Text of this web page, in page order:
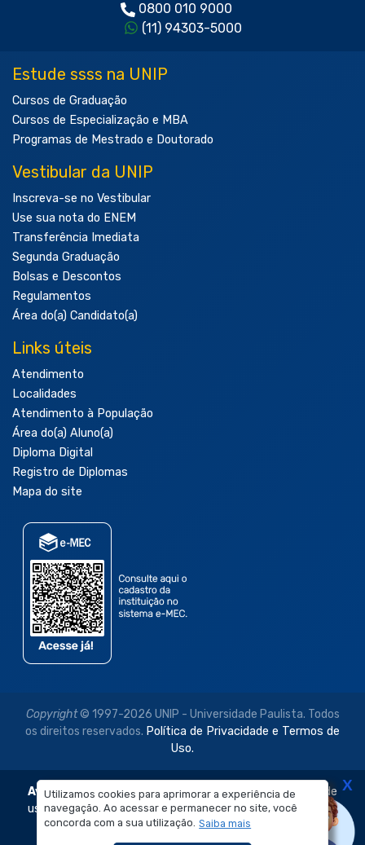
Utilizamos cookies para aprimorar a experiência de
navegação. Ao acessar e permanecer no site, você
concorda com a sua utilização. Saiba mais
0800 010 9000
(11) 94303-5000
Estude ssss na UNIP
Cursos de Graduação
Cursos de Especialização e MBA
Programas de Mestrado e Doutorado
Vestibular da UNIP
Inscreva-se no Vestibular
Use sua nota do ENEM
Transferência Imediata
Segunda Graduação
Bolsas e Descontos
Regulamentos
Área do(a) Candidato(a)
Links úteis
Atendimento
Localidades
Atendimento à População
Área do(a) Aluno(a)
Diploma Digital
Registro de Diplomas
Mapa do site
Copyright© 1997-2026 UNIP - Universidade Paulista. Todos
os direitos reservados. Política de Privacidade e Termos de
Uso.
Aviso Legal: As imagens disponibilizadas neste site são de
uso exclusivo institucional do Sistema de Ensino Objetivo e
da Universidade Paulista – UNIP.
X